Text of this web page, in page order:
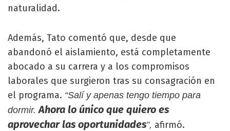
naturalidad.
Además, Tato comentó que, desde que
abandonó el aislamiento, está completamente
abocado a su carrera y a los compromisos
laborales que surgieron tras su consagración en
el programa. “Salí y apenas tengo tiempo para
dormir. Ahora lo único que quiero es
aprovechar las oportunidades”, afirmó.